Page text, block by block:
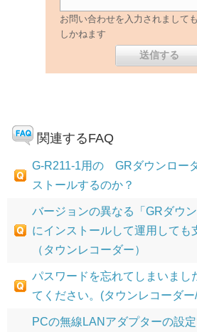
お問い合わせを入力されまして
しかねます
関連するFAQ
G-R211-1用の GRダウンロー
ストールするのか？
バージョンの異なる「GRダウ
にインストールして運用しても
（タウンレコーダー）
パスワードを忘れてしまいまし
てください。(タウンレコーダー
PCの無線LANアダプターの設